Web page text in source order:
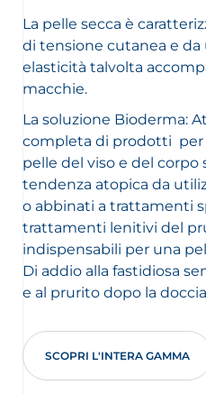
La pelle secca è
di tensione cutanea e da
elasticità talvolta
macchie.
La soluzione Bioderma:
completa di prodotti per
pelle del viso e del corpo
tendenza atopica da
o abbinati a trattamenti
trattamenti lenitivi del
indispensabili per una
Di addio alla fastidiosa
e al prurito dopo la
SCOPRI L'INTERA GAMMA